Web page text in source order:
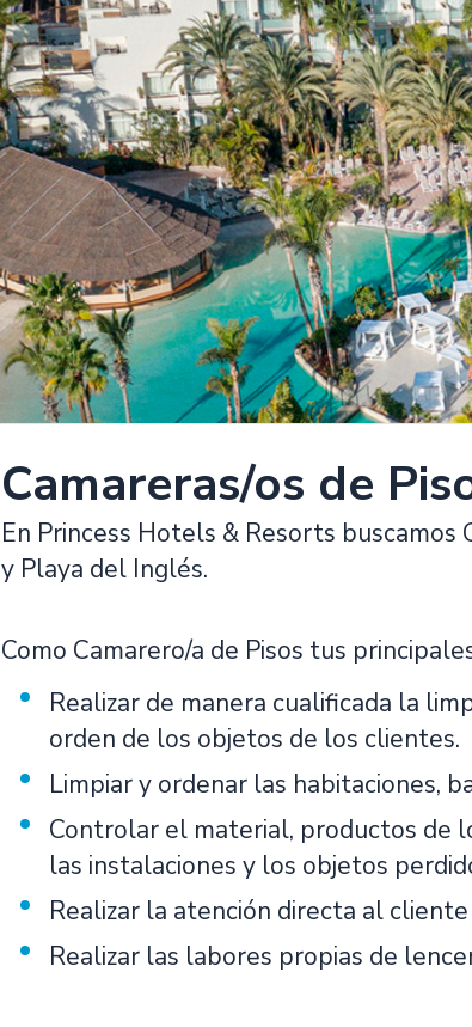
Camareras/os de
En Princess Hotels & Resorts
y Playa del Inglés.
Como Camarero/a de Pisos tus
Realizar de manera cualificada la
orden de los objetos de los clientes.
Limpiar y ordenar las habitaciones,
Controlar el material, productos de
las instalaciones y los objetos
Realizar la atención directa al
Realizar las labores propias de